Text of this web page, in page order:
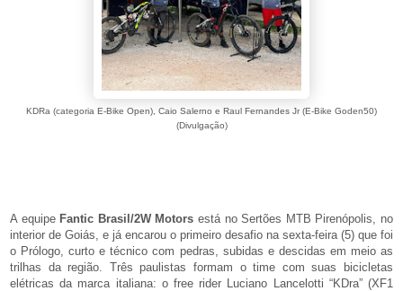
KDRa (categoria E-Bike Open), Caio Salerno e Raul Fernandes Jr (E-Bike Goden50)
(Divulgação)
A equipe Fantic Brasil/2W Motors está no Sertões MTB Pirenópolis, no
interior de Goiás, e já encarou o primeiro desafio na sexta-feira (5) que foi
o Prólogo, curto e técnico com pedras, subidas e descidas em meio as
trilhas da região. Três paulistas formam o time com suas bicicletas
elétricas da marca italiana: o free rider Luciano Lancelotti “KDra” (XF1